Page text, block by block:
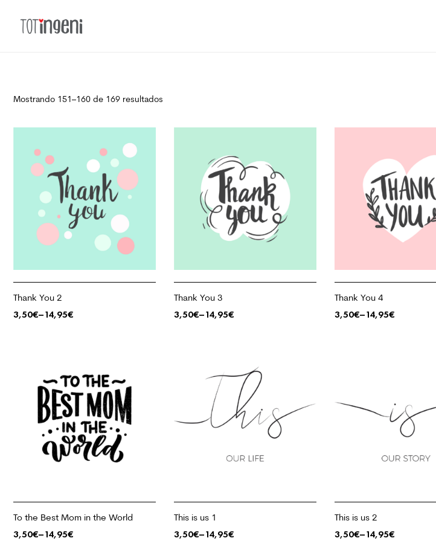
Mostrando 151–160 de 169 resultados
Thank You 2
3,50€–14,95€
Thank You 3
3,50€–14,95€
Thank You 4
3,50€–14,95€
To the Best Mom in the World
3,50€–14,95€
This is us 1
3,50€–14,95€
This is us 2
3,50€–14,95€